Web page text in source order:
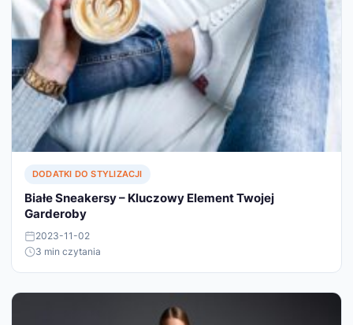
DODATKI DO STYLIZACJI
Białe Sneakersy – Kluczowy Element Twojej
Garderoby
2023-11-02
3 min czytania